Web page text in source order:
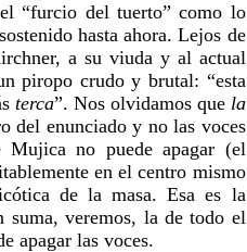
“furcio del tuerto” como lo
hasta ahora. Lejos de
a su viuda y al actual
piropo crudo y brutal: “esta
terca”. Nos olvidamos que la
del enunciado y no las voces
Mujica no puede apagar (el
en el centro mismo
de la masa. Esa es la
suma, veremos, la de todo el
apagar las voces.